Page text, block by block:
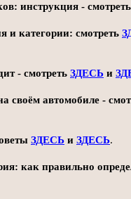
инструкция -
и категории: смотреть
- смотреть ЗДЕСЬ и
своём автомобиле -
ЗДЕСЬ и ЗДЕСЬ.
как правильно